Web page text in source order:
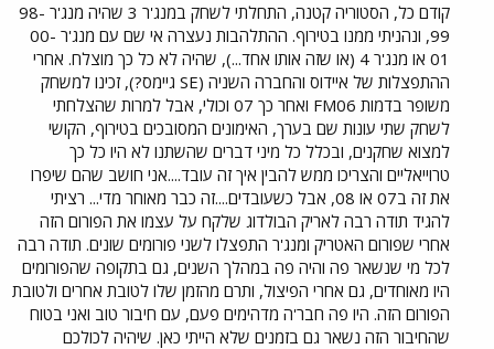
קודם כל, הסטוריה קטנה, התחלתי לשחק במנג'ר 3 שהיה מנג'ר 98-
99, ונהניתי ממנו בטירוף. ההתלהבות נעצרה אי שם עם מנג'ר 00-
01 או מנג'ר 4 (או שזה אותו אחד...), שהיה לא כל כך מוצלח. אחרי
ההתפצלות של איידוס והחברה השניה (SE גיימס?), זכינו למשחק
משופר בדמות FM06 ואחר כך 07 וכולי, אבל למרות שהצלחתי
לשחק שתי עונות שם בערך, האימונים המסובכים בטירוף, הקושי
למצוא שחקנים, ובכלל כל מיני דברים שהשתנו לא היו כל כך
טרוייאליים והצריכו ממש להבין איך זה עובד....אני חושב שהם שיפרו
את זה ב07 או 08, אבל כשעובדים....זה כבר מאוחר מדי... רציתי
להגיד תודה רבה לאריק הבולדוג שלקח על עצמו את הפורום הזה
אחרי שפורום האטריק ומנג'ר התפצלו לשני פורומים שונים. תודה רבה
לכל מי שנשאר פה והיה פה במהלך השנים, גם בתקופה שהפורומים
היו מאוחדים, גם אחרי הפיצול, ותרם מהזמן שלו לטובת אחרים ולטובת
הפורום הזה. היו פה חבר'ה מדהימים פעם, עם חיבור טוב ואני בטוח
שהחיבור הזה נשאר גם בזמנים שלא הייתי כאן. שיהיה לכולכם